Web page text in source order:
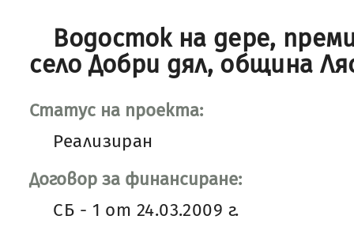
Водосток на дере,
село Добри дял, община
Статус на проекта:
Реализиран
Договор за финансиране:
СБ - 1 от 24.03.2009 г.